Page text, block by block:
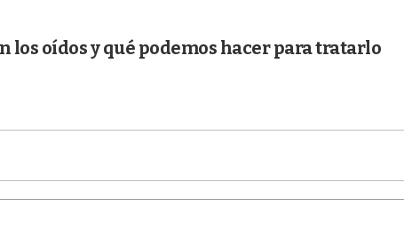
los oídos y qué podemos hacer para tratarlo